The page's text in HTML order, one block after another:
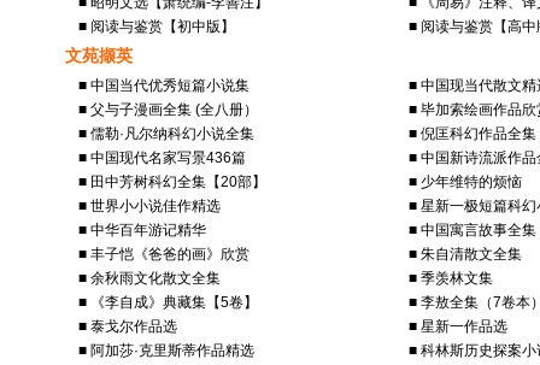
■ 阅读与鉴赏【初中版】
■ 阅读与鉴赏【高中
文苑撷英
■ 中国当代优秀短篇小说集
■ 中国现当代散文精
■ 父与子漫画全集 (全八册）
■ 毕加索绘画作品欣
■ 儒勒·凡尔纳科幻小说全集
■ 倪匡科幻作品全集
■ 中国现代名家写景436篇
■ 中国新诗流派作品
■ 田中芳树科幻全集【20部】
■ 少年维特的烦恼
■ 世界小小说佳作精选
■ 星新一极短篇科幻
■ 中华百年游记精华
■ 中国寓言故事全集
■ 丰子恺《爸爸的画》欣赏
■ 朱自清散文全集
■ 余秋雨文化散文全集
■ 季羡林文集
■ 《李自成》典藏集【5卷】
■ 李敖全集（7卷本
■ 泰戈尔作品选
■ 星新一作品选
■ 阿加莎·克里斯蒂作品精选
■ 科林斯历史探案小